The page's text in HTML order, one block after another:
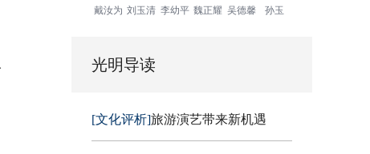
戴汝为 刘玉清 李幼平 魏正耀 吴德馨 孙玉
光明导读
[文化评析]旅游演艺带来新机遇